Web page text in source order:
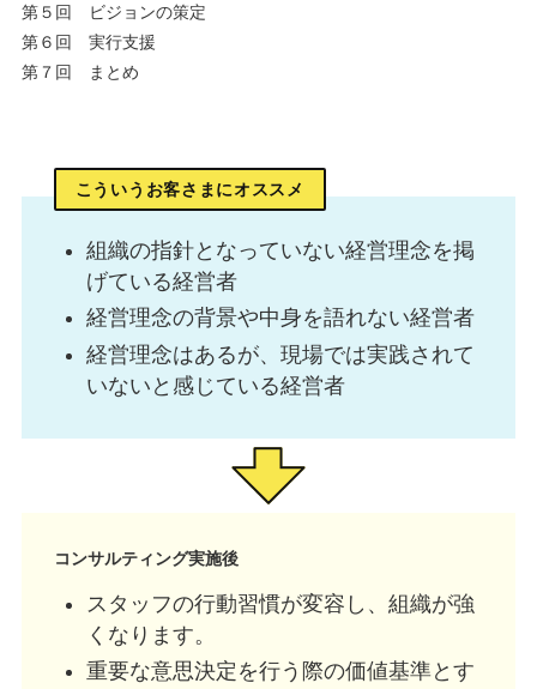
サービス概要資料はこちら
第５回 ビジョンの策定
第６回 実行支援
第７回 まとめ
こういうお客さまにオススメ
組織の指針となっていない経営理念を掲
げている経営者
経営理念の背景や中身を語れない経営者
経営理念はあるが、現場では実践されて
いないと感じている経営者
コンサルティング実施後
スタッフの行動習慣が変容し、組織が強
くなります。
重要な意思決定を行う際の価値基準とす